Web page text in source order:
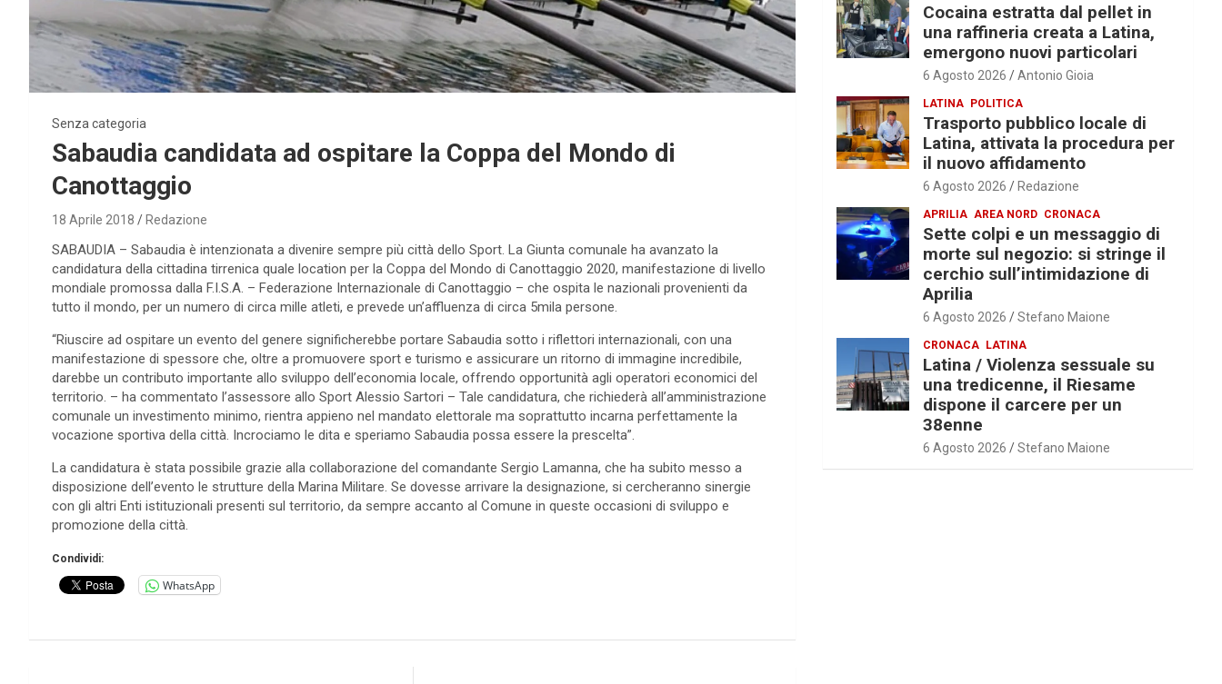
Senza categoria
Sabaudia candidata ad ospitare la Coppa del Mondo di
Canottaggio
18 Aprile 2018 Redazione
SABAUDIA – Sabaudia è intenzionata a divenire sempre più città dello Sport. La Giunta comunale ha avanzato la
candidatura della cittadina tirrenica quale location per la Coppa del Mondo di Canottaggio 2020, manifestazione di livello
mondiale promossa dalla F.I.S.A. – Federazione Internazionale di Canottaggio – che ospita le nazionali provenienti da
tutto il mondo, per un numero di circa mille atleti, e prevede un’affluenza di circa 5mila persone.
“Riuscire ad ospitare un evento del genere significherebbe portare Sabaudia sotto i riflettori internazionali, con una
manifestazione di spessore che, oltre a promuovere sport e turismo e assicurare un ritorno di immagine incredibile,
darebbe un contributo importante allo sviluppo dell’economia locale, offrendo opportunità agli operatori economici del
territorio. – ha commentato l’assessore allo Sport Alessio Sartori – Tale candidatura, che richiederà all’amministrazione
comunale un investimento minimo, rientra appieno nel mandato elettorale ma soprattutto incarna perfettamente la
vocazione sportiva della città. Incrociamo le dita e speriamo Sabaudia possa essere la prescelta”.
La candidatura è stata possibile grazie alla collaborazione del comandante Sergio Lamanna, che ha subito messo a
disposizione dell’evento le strutture della Marina Militare. Se dovesse arrivare la designazione, si cercheranno sinergie
con gli altri Enti istituzionali presenti sul territorio, da sempre accanto al Comune in queste occasioni di sviluppo e
promozione della città.
Condividi:
WhatsApp
Cocaina estratta dal pellet in
una raffineria creata a Latina,
emergono nuovi particolari
6 Agosto 2026 Antonio Gioia
LATINA POLITICA
Trasporto pubblico locale di
Latina, attivata la procedura per
il nuovo affidamento
6 Agosto 2026 Redazione
APRILIA AREA NORD CRONACA
Sette colpi e un messaggio di
morte sul negozio: si stringe il
cerchio sull’intimidazione di
Aprilia
6 Agosto 2026 Stefano Maione
CRONACA LATINA
Latina / Violenza sessuale su
una tredicenne, il Riesame
dispone il carcere per un
38enne
6 Agosto 2026 Stefano Maione